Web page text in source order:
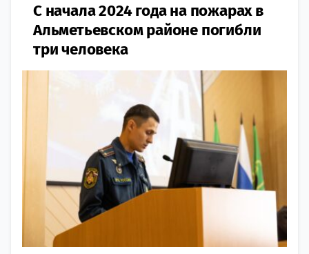
С начала 2024 года на пожарах в
Альметьевском районе погибли
три человека